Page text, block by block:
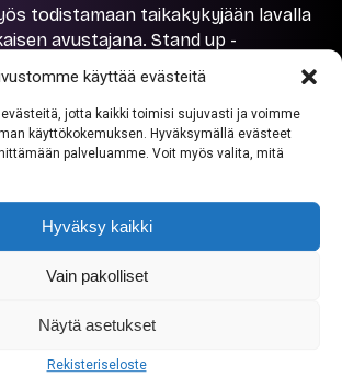
käyttää evästeitä
jotta kaikki toimisi sujuvasti ja voimme
käyttökokemuksen. Hyväksymällä evästeet
palveluamme. Voit myös valita, mitä
Hyväksy kaikki
Vain pakolliset
Näytä asetukset
Rekisteriseloste
todistamaan taikakykyjään lavalla
avustajana. Stand up -
ihmisille, toki ne toimivat myös
tilaisuuksissa. Ohjelman kesto
min.